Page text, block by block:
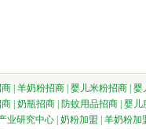
羊奶粉招商 婴儿米粉招商 婴
奶瓶招商 防蚊用品招商 婴儿
业研究中心 奶粉加盟
羊奶粉加